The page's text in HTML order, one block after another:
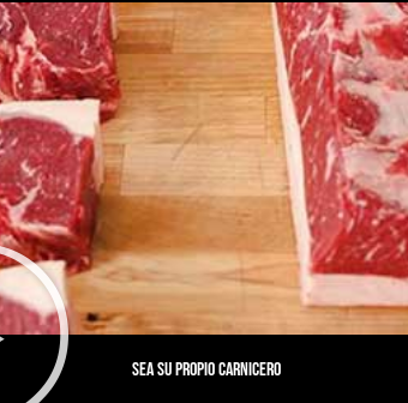
Sea su propio carnicero